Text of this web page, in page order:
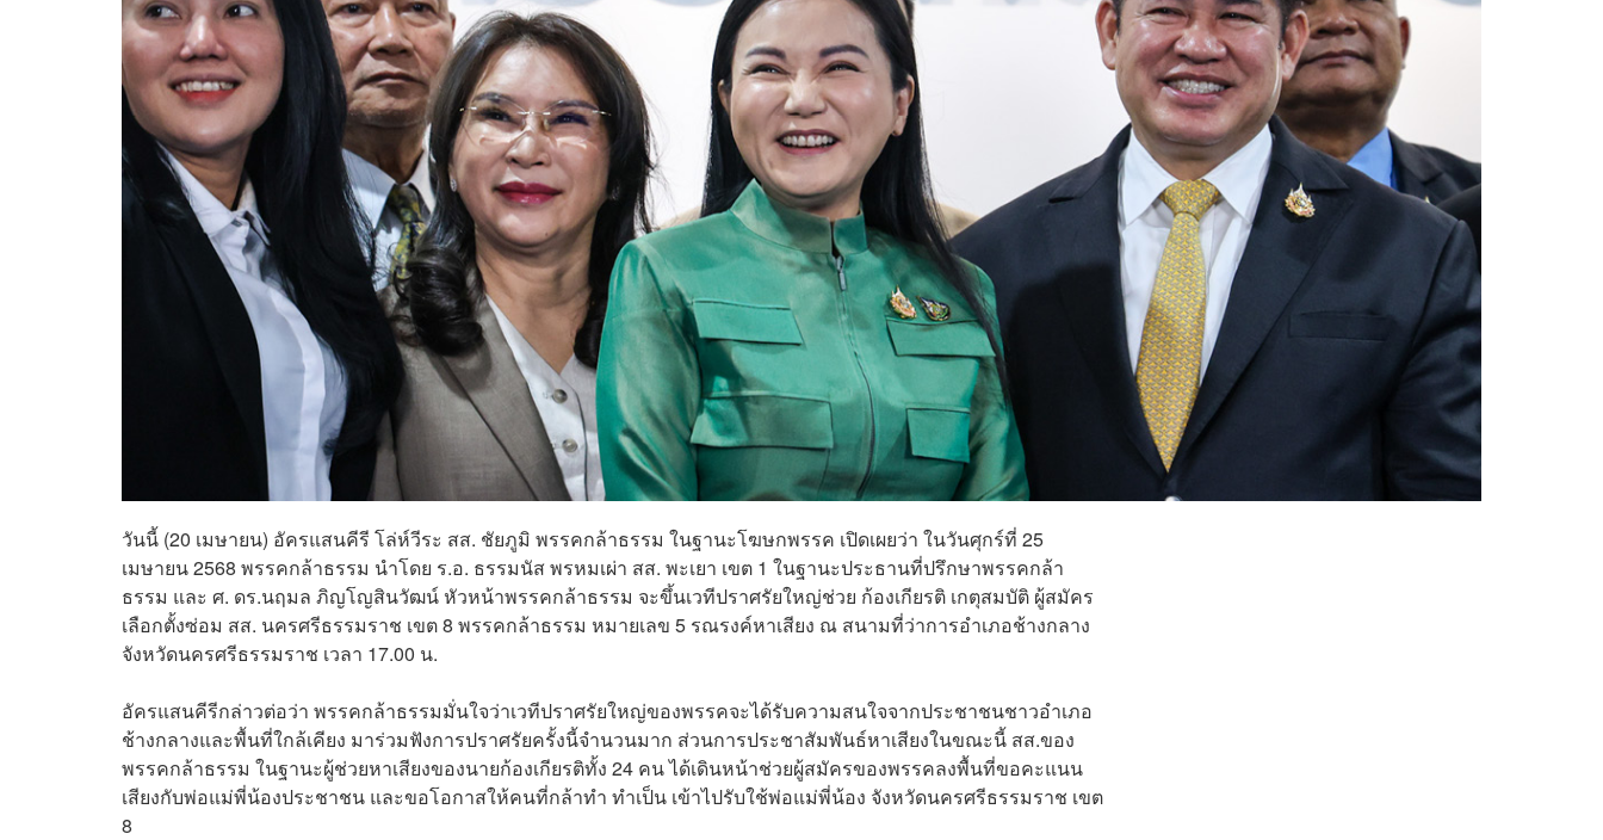
วันนี้ (20 เมษายน) อัครแสนคีรี โล่ห์วีระ สส. ชัยภูมิ พรรคกล้าธรรม ในฐานะโฆษกพรรค เปิดเผยว่า ในวันศุกร์ที่ 25
เมษายน 2568 พรรคกล้าธรรม นำโดย ร.อ. ธรรมนัส พรหมเผ่า สส. พะเยา เขต 1 ในฐานะประธานที่ปรึกษาพรรคกล้า
ธรรม และ ศ. ดร.นฤมล ภิญโญสินวัฒน์ หัวหน้าพรรคกล้าธรรม จะขึ้นเวทีปราศรัยใหญ่ช่วย ก้องเกียรติ เกตุสมบัติ ผู้สมัคร
เลือกตั้งซ่อม สส. นครศรีธรรมราช เขต 8 พรรคกล้าธรรม หมายเลข 5 รณรงค์หาเสียง ณ สนามที่ว่าการอำเภอช้างกลาง
จังหวัดนครศรีธรรมราช เวลา 17.00 น.
อัครแสนคีรีกล่าวต่อว่า พรรคกล้าธรรมมั่นใจว่าเวทีปราศรัยใหญ่ของพรรคจะได้รับความสนใจจากประชาชนชาวอำเภอ
ช้างกลางและพื้นที่ใกล้เคียง มาร่วมฟังการปราศรัยครั้งนี้จำนวนมาก ส่วนการประชาสัมพันธ์หาเสียงในขณะนี้ สส.ของ
พรรคกล้าธรรม ในฐานะผู้ช่วยหาเสียงของนายก้องเกียรติทั้ง 24 คน ได้เดินหน้าช่วยผู้สมัครของพรรคลงพื้นที่ขอคะแนน
เสียงกับพ่อแม่พี่น้องประชาชน และขอโอกาสให้คนที่กล้าทำ ทำเป็น เข้าไปรับใช้พ่อแม่พี่น้อง จังหวัดนครศรีธรรมราช เขต
8